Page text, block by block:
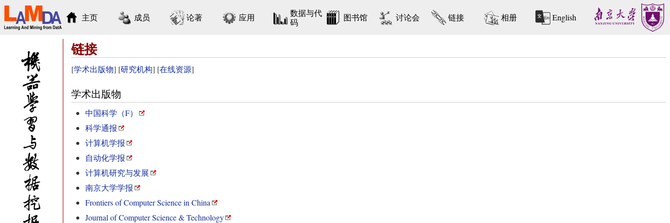
主页 成员 论著 应用
数据与代
码
图书馆 讨论会 链接 相册 English
链接
[学术出版物] [研究机构] [在线资源]
学术出版物
中国科学（F）
科学通报
计算机学报
自动化学报
计算机研究与发展
南京大学学报
Frontiers of Computer Science in China
Journal of Computer Science & Technology